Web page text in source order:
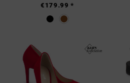
€179.99 *